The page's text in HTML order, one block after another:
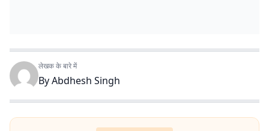
लेखक के बारे में
ByAbdhesh Singh